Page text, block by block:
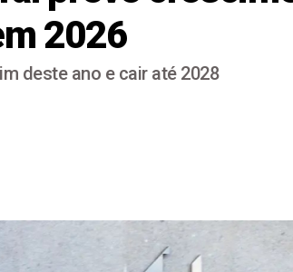
2026
deste ano e cair até 2028